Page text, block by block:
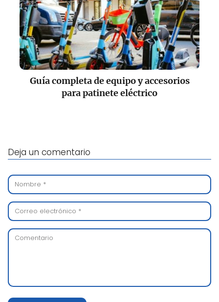
Guía completa de equipo y accesorios
para patinete eléctrico
Deja un comentario